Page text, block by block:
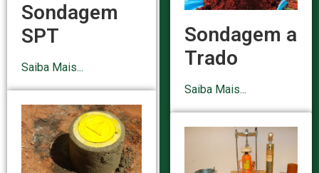
Sondagem
SPT
Saiba Mais...
Sondagem a
Trado
Saiba Mais...